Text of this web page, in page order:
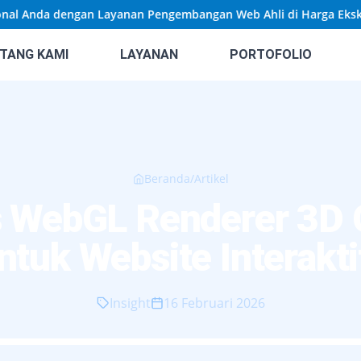
dengan Layanan Pengembangan Web Ahli di Harga Eksklusif!
KAMI LAYANAN PORTOFOLIO
Beranda/Artikel
Insight 16 Februari 2026